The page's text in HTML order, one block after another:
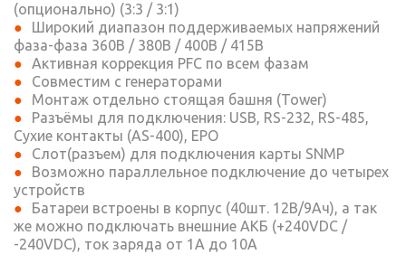
(опционально) (3:3 / 3:1)
Широкий диапазон поддерживаемых напряжений
фаза-фаза 360В / 380В / 400В / 415В
Активная коррекция PFC по всем фазам
Совместим с генераторами
Монтаж отдельно стоящая башня (Tower)
Разъёмы для подключения: USB, RS-232, RS-485,
Сухие контакты (AS-400), EPO
Слот(разъем) для подключения карты SNMP
Возможно параллельное подключение до четырех
устройств
Батареи встроены в корпус (40шт. 12В/9Ач), а так
же можно подключать внешние АКБ (+240VDC /
-240VDC), ток заряда от 1А до 10А